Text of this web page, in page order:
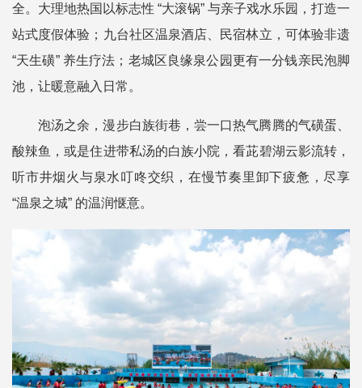
全。大理地热国以标志性 “大滚锅” 与亲子戏水乐园，打造一
站式度假体验；九台社区温泉酒店、民宿林立，可体验非遗
“天生磺” 养生疗法；老城区良缘泉公园更有一分钱亲民泡脚
池，让暖意融入日常。
泡汤之余，漫步白族街巷，尝一口热气腾腾的气磺蛋、
酸辣鱼，或是住进带私汤的白族小院，看茈碧湖云影流转，
听市井烟火与泉水叮咚交织，在慢节奏里卸下疲惫，尽享
“温泉之城” 的温润惬意。